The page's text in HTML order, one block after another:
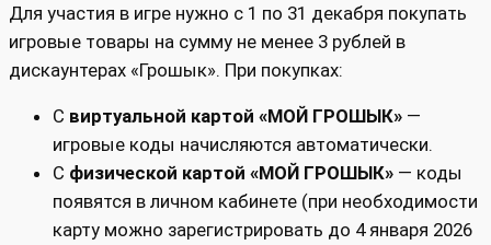
Для участия в игре нужно с 1 по 31 декабря покупать
игровые товары на сумму не менее 3 рублей в
дискаунтерах «Грошык». При покупках:
С виртуальной картой «МОЙ ГРОШЫК» —
игровые коды начисляются автоматически.
С физической картой «МОЙ ГРОШЫК» — коды
появятся в личном кабинете (при необходимости
карту можно зарегистрировать до 4 января 2026